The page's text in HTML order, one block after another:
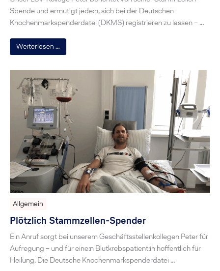
Spende und ermutigt jede:n, sich bei der Deutschen
Knochenmarkspenderdatei (DKMS) registrieren zu lassen – …
Weiterlesen …
Allgemein
Plötzlich Stammzellen-Spender
Ein Anruf sorgt bei unserem Geschäftsstellenkollegen Peter für
Aufregung – und für eine:n Blutkrebspatient:in hoffentlich für
Heilung. Die Deutsche Knochenmarkspenderdatei …